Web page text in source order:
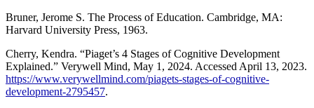
Bruner, Jerome S. The Process of Education. Cambridge, MA:
Harvard University Press, 1963.
Cherry, Kendra. “Piaget’s 4 Stages of Cognitive Development
Explained.” Verywell Mind, May 1, 2024. Accessed April 13, 2023.
https://www.verywellmind.com/piagets-stages-of-cognitive-
development-2795457.